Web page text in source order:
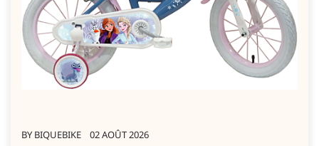
BY BIQUEBIKE 02 AOÛT 2026